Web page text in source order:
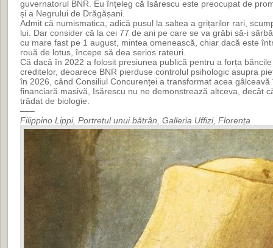
guvernatorul BNR. Eu înțeleg că Isărescu este preocupat de
și a Negrului de Drăgășani.
Admit că numismatica, adică pusul la saltea a grițarilor rari,
lui. Dar consider că la cei 77 de ani pe care se va grăbi să-i
cu mare fast pe 1 august, mintea omenească, chiar dacă este
rouă de lotus, începe să dea serios rateuri.
Că dacă în 2022 a folosit presiunea publică pentru a forța
creditelor, deoarece BNR pierduse controlul psihologic asupra
în 2026, când Consiliul Concurenței a transformat acea
financiară masivă, Isărescu nu ne demonstrează altceva, decât
trădat de biologie.
–––
Filippino Lippi, Portretul unui bătrân, Galleria Uffizi, Florența